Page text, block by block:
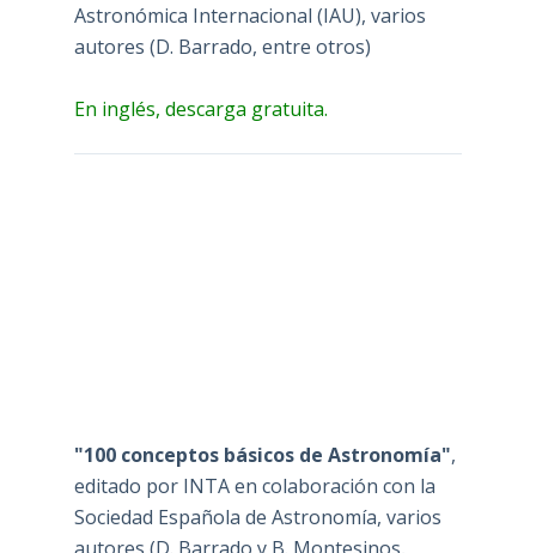
Astronómica Internacional (IAU), varios
autores (D. Barrado, entre otros)
En inglés, descarga gratuita.
"100 conceptos básicos de Astronomía",
editado por INTA en colaboración con la
Sociedad Española de Astronomía, varios